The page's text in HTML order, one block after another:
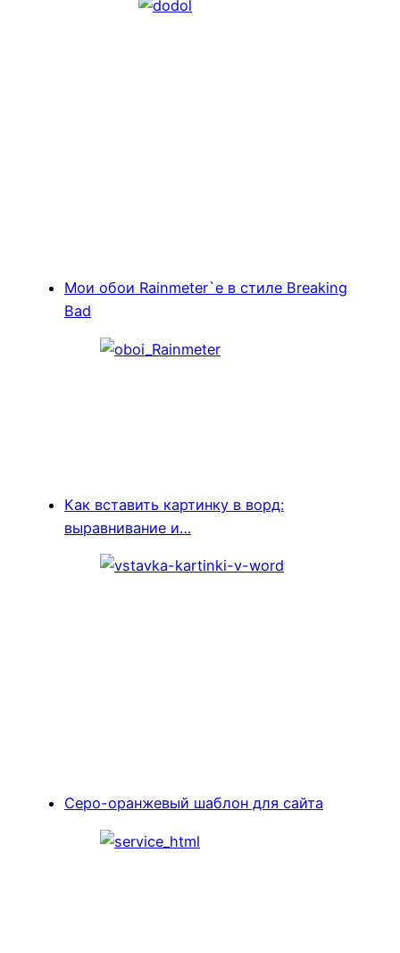
Мои обои Rainmeter`e в стиле Breaking
Bad
Как вставить картинку в ворд:
выравнивание и…
Серо-оранжевый шаблон для сайта